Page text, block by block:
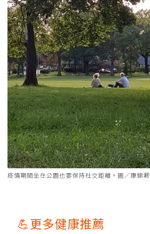
疫情期間坐在公園也要保持社交距離。圖／康錦卿
💪更多健康推薦